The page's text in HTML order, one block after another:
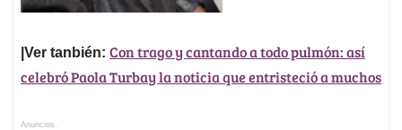
|Ver tanbién: Con trago y cantando a todo pulmón: así
celebró Paola Turbay la noticia que entristeció a muchos
Anuncios.